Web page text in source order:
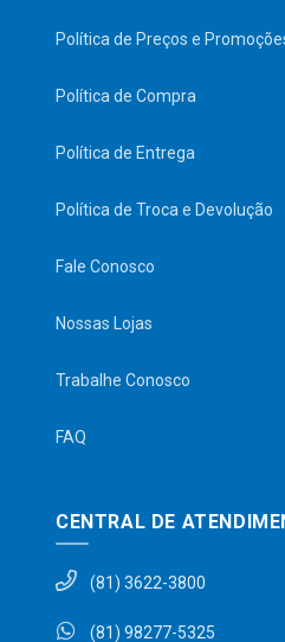
Política de Preços e
Política de Compra
Política de Entrega
Política de Troca e Devolução
Fale Conosco
Nossas Lojas
Trabalhe Conosco
FAQ
CENTRAL DE
(81) 3622-3800
(81) 98277-5325